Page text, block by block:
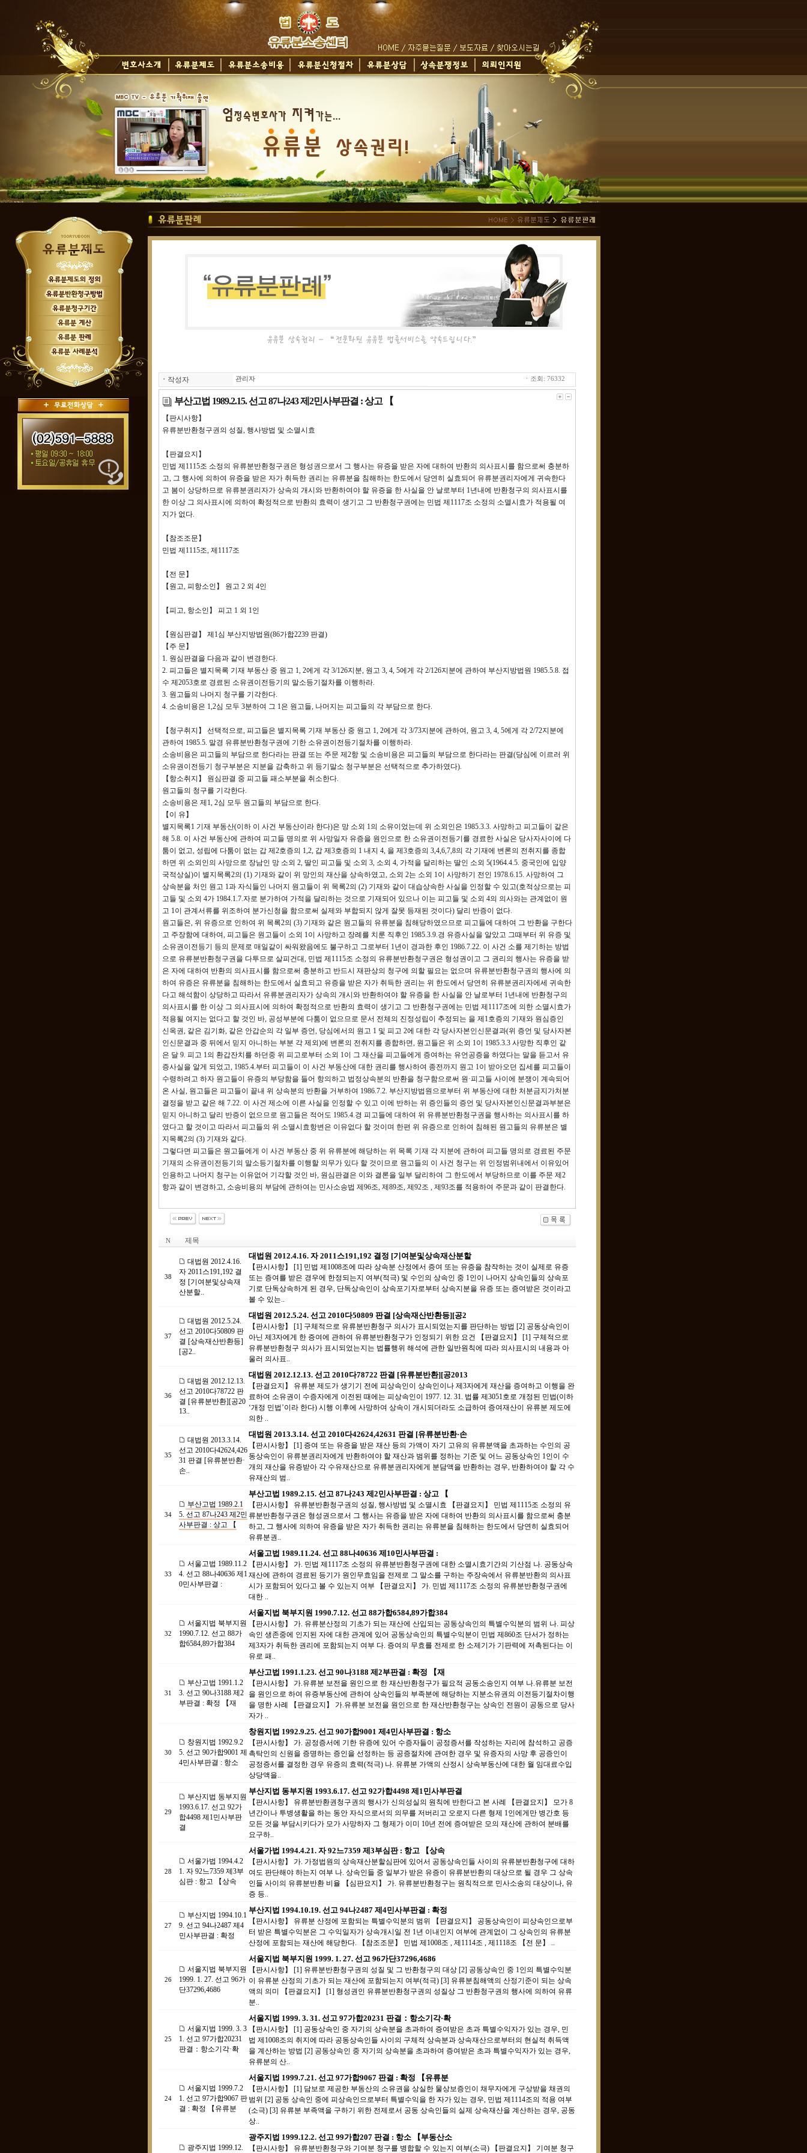
ㆍ 작성자 관리자 ㆍ조회: 76332
부산고법 1989.2.15. 선고 87나243 제2민사부판결 : 상고 【
【판시사항】
유류분반환청구권의 성질, 행사방법 및 소멸시효
【판결요지】
민법 제1115조 소정의 유류분반환청구권은 형성권으로서 그 행사는 유증을 받은 자에 대하여 반환의 의사표시를 함으로써 충분하
고, 그 행사에 의하여 유증을 받은 자가 취득한 권리는 유류분을 침해하는 한도에서 당연히 실효되어 유류분권리자에게 귀속한다
고 봄이 상당하므로 유류분권리자가 상속의 개시와 반환하여야 할 유증을 한 사실을 안 날로부터 1년내에 반환청구의 의사표시를
한 이상 그 의사표시에 의하여 확정적으로 반환의 효력이 생기고 그 반환청구권에는 민법 제1117조 소정의 소멸시효가 적용될 여
지가 없다.
【참조조문】
민법 제1115조, 제1117조
【전 문】
【원고, 피항소인】 원고 2 외 4인
【피고, 항소인】 피고 1 외 1인
【원심판결】 제1심 부산지방법원(86가합2239 판결)
【주 문】
1. 원심판결을 다음과 같이 변경한다.
2. 피고들은 별지목록 기재 부동산 중 원고 1, 2에게 각 3/126지분, 원고 3, 4, 5에게 각 2/126지분에 관하여 부산지방법원 1985.5.8. 접
수 제2053호로 경료된 소유권이전등기의 말소등기절차를 이행하라.
3. 원고들의 나머지 청구를 기각한다.
4. 소송비용은 1,2심 모두 3분하여 그 1은 원고들, 나머지는 피고들의 각 부담으로 한다.
【청구취지】 선택적으로, 피고들은 별지목록 기재 부동산 중 원고 1, 2에게 각 3/73지분에 관하여, 원고 3, 4, 5에게 각 2/72지분에
관하여 1985.5. 말경 유류분반환청구권에 기한 소유권이전등기절차를 이행하라.
소송비용은 피고들의 부담으로 한다라는 판결 또는 주문 제2항 및 소송비용은 피고들의 부담으로 한다라는 판결(당심에 이르러 위
소유권이전등기 청구부분은 지분을 감축하고 위 등기말소 청구부분은 선택적으로 추가하였다).
【항소취지】 원심판결 중 피고들 패소부분을 취소한다.
원고들의 청구를 기각한다.
소송비용은 제1, 2심 모두 원고들의 부담으로 한다.
【이 유】
별지목록1 기재 부동산(이하 이 사건 부동산이라 한다)은 망 소외 1의 소유이었는데 위 소외인은 1985.3.3. 사망하고 피고들이 같은
해 5.8. 이 사건 부동산에 관하여 피고들 명의로 위 사망일자 유증을 원인으로 한 소유권이전등기를 경료한 사실은 당사자사이에 다
툼이 없고, 성립에 다툼이 없는 갑 제2호증의 1,2, 갑 제3호증의 1 내지 4, 을 제3호증의 3,4,6,7,8의 각 기재에 변론의 전취지를 종합
하면 위 소외인의 사망으로 장남인 망 소외 2, 딸인 피고들 및 소외 3, 소외 4, 가적을 달리하는 딸인 소외 5(1964.4.5. 중국인에 입양
국적상실)이 별지목록2의 (1) 기재와 같이 위 망인의 재산을 상속하였고, 소외 2는 소외 1이 사망하기 전인 1978.6.15. 사망하여 그
상속분을 처인 원고 1과 자식들인 나머지 원고들이 위 목록2의 (2) 기재와 같이 대습상속한 사실을 인정할 수 있고(호적상으로는 피
고들 및 소외 4가 1984.1.7.자로 분가하여 가적을 달리하는 것으로 기재되어 있으나 이는 피고들 및 소외 4의 의사와는 관계없이 원
고 1이 관계서류를 위조하여 분가신청을 함으로써 실제와 부합되지 않게 잘못 등재된 것이다) 달리 반증이 없다.
원고들은, 위 유증으로 인하여 위 목록2의 (3) 기재와 같은 원고들의 유류분을 침해당하였으므로 피고들에 대하여 그 반환을 구한다
고 주장함에 대하여, 피고들은 원고들이 소외 1이 사망하고 장례를 치룬 직후인 1985.3.9.경 유증사실을 알았고 그때부터 위 유증 및
소유권이전등기 등의 문제로 매일같이 싸워왔음에도 불구하고 그로부터 1년이 경과한 후인 1986.7.22. 이 사건 소를 제기하는 방법
으로 유류분반환청구권을 다투므로 살피건대, 민법 제1115조 소정의 유류분반환청구권은 형성권이고 그 권리의 행사는 유증을 받
은 자에 대하여 반환의 의사표시를 함으로써 충분하고 반드시 재판상의 청구에 의할 필요는 없으며 유류분반환청구권의 행사에 의
하여 유증은 유류분을 침해하는 한도에서 실효되고 유증을 받은 자가 취득한 권리는 위 한도에서 당연히 유류분권리자에세 귀속한
다고 해석함이 상당하고 따라서 유류분권리자가 상속의 개시와 반환하여야 할 유증을 한 사실을 안 날로부터 1년내에 반환청구의
의사표시를 한 이상 그 의사표시에 의하여 확정적으로 반환의 효력이 생기고 그 반환청구권에는 민법 제1117조에 의한 소멸시효가
적용될 여지는 없다고 할 것인 바, 공성부분에 다툼이 없으므로 문서 전체의 진정성립이 추정되는 을 제1호증의 기재와 원심증인
신옥권, 같은 김기화, 같은 안갑순의 각 일부 증언, 당심에서의 원고 1 및 피고 2에 대한 각 당사자본인신문결과(위 증언 및 당사자본
인신문결과 중 뒤에서 믿지 아니하는 부분 각 제외)에 변론의 전취지를 종합하면, 원고들은 위 소외 1이 1985.3.3 사망한 직후인 같
은 달 9. 피고 1의 환갑잔치를 하던중 위 피고로부터 소외 1이 그 재산을 피고들에게 증여하는 유언공증을 하였다는 말을 듣고서 유
증사실을 알게 되었고, 1985.4.부터 피고들이 이 사건 부동산에 대한 권리를 행사하여 종전까지 원고 1이 받아오던 집세를 피고들이
수령하려고 하자 원고들이 유증의 부당함을 들어 항의하고 법정상속분의 반환을 청구함으로써 원·피고들 사이에 분쟁이 계속되어
온 사실, 원고들은 피고들이 끝내 위 상속분의 반환을 거부하여 1986.7.2. 부산지방법원으로부터 위 부동산에 대한 처분금지가처분
결정을 받고 같은 해 7.22. 이 사건 제소에 이른 사실을 인정할 수 있고 이에 반하는 위 증인들의 증언 및 당사자본인신문결과부분은
믿지 아니하고 달리 반증이 없으므로 원고들은 적어도 1985.4.경 피고들에 대하여 위 유류분반환청구권을 행사하는 의사표시를 하
였다고 할 것이고 따라서 피고들의 위 소멸시효항변은 이유없다 할 것이며 한편 위 유증으로 인하여 침해된 원고들의 유류분은 별
지목록2의 (3) 기재와 같다.
그렇다면 피고들은 원고들에게 이 사건 부동산 중 위 유류분에 해당하는 위 목록 기재 각 지분에 관하여 피고들 명의로 경료된 주문
기재의 소유권이전등기의 말소등기절차를 이행할 의무가 있다 할 것이므로 원고들의 이 사건 청구는 위 인정범위내에서 이유있어
인용하고 나머지 청구는 이유없어 기각할 것인 바, 원심판결은 이와 결론을 일부 달리하여 그 한도에서 부당하므로 이를 주문 제2
항과 같이 변경하고, 소송비용의 부담에 관하여는 민사소송법 제96조, 제89조, 제92조 , 제93조를 적용하여 주문과 같이 판결한다.
N 제목
38
대법원 2012.4.16.
자 2011스191,192 결
정 [기여분및상속재
산분할..
대법원 2012.4.16. 자 2011스191,192 결정 [기여분및상속재산분할
【판시사항】 [1] 민법 제1008조에 따라 상속분 산정에서 증여 또는 유증을 참작하는 것이 실제로 유증
또는 증여를 받은 경우에 한정되는지 여부(적극) 및 수인의 상속인 중 1인이 나머지 상속인들의 상속포
기로 단독상속하게 된 경우, 단독상속인이 상속포기자로부터 상속지분을 유증 또는 증여받은 것이라고
볼 수 있는..
37
대법원 2012.5.24.
선고 2010다50809 판
결 [상속재산반환등]
[공2..
대법원 2012.5.24. 선고 2010다50809 판결 [상속재산반환등][공2
【판시사항】 [1] 구체적으로 유류분반환청구 의사가 표시되었는지를 판단하는 방법 [2] 공동상속인이
아닌 제3자에게 한 증여에 관하여 유류분반환청구가 인정되기 위한 요건 【판결요지】 [1] 구체적으로
유류분반환청구 의사가 표시되었는지는 법률행위 해석에 관한 일반원칙에 따라 의사표시의 내용과 아
울러 의사표..
36
대법원 2012.12.13.
선고 2010다78722 판
결 [유류분반환][공20
13..
대법원 2012.12.13. 선고 2010다78722 판결 [유류분반환][공2013
【판결요지】 유류분 제도가 생기기 전에 피상속인이 상속인이나 제3자에게 재산을 증여하고 이행을 완
료하여 소유권이 수증자에게 이전된 때에는 피상속인이 1977. 12. 31. 법률 제3051호로 개정된 민법(이하
‘개정 민법’이라 한다) 시행 이후에 사망하여 상속이 개시되더라도 소급하여 증여재산이 유류분 제도에
의한 ..
35
대법원 2013.3.14.
선고 2010다42624,426
31 판결 [유류분반환·
손..
대법원 2013.3.14. 선고 2010다42624,42631 판결 [유류분반환·손
【판시사항】 [1] 증여 또는 유증을 받은 재산 등의 가액이 자기 고유의 유류분액을 초과하는 수인의 공
동상속인이 유류분권리자에게 반환하여야 할 재산과 범위를 정하는 기준 및 어느 공동상속인 1인이 수
개의 재산을 유증받아 각 수유재산으로 유류분권리자에게 분담액을 반환하는 경우, 반환하여야 할 각 수
유재산의 범..
34
부산고법 1989.2.1
5. 선고 87나243 제2민
사부판결 : 상고 【
부산고법 1989.2.15. 선고 87나243 제2민사부판결 : 상고 【
【판시사항】 유류분반환청구권의 성질, 행사방법 및 소멸시효 【판결요지】 민법 제1115조 소정의 유
류분반환청구권은 형성권으로서 그 행사는 유증을 받은 자에 대하여 반환의 의사표시를 함으로써 충분
하고, 그 행사에 의하여 유증을 받은 자가 취득한 권리는 유류분을 침해하는 한도에서 당연히 실효되어
유류분권..
33
서울고법 1989.11.2
4. 선고 88나40636 제1
0민사부판결 :
서울고법 1989.11.24. 선고 88나40636 제10민사부판결 :
【판시사항】 가. 민법 제1117조 소정의 유류분반환청구권에 대한 소멸시효기간의 기산점 나. 공동상속
재산에 관하여 경료된 등기가 원인무효임을 전제로 그 말소를 구하는 주장속에서 유류분반환의 의사표
시가 포함되어 있다고 볼 수 있는지 여부 【판결요지】 가. 민법 제1117조 소정의 유류분반환청구권에
대한 ..
32
서울지법 북부지원
1990.7.12. 선고 88가
합6584,89가합384
서울지법 북부지원 1990.7.12. 선고 88가합6584,89가합384
【판시사항】 가. 유류분산정의 기초가 되는 재산에 산입되는 공동상속인의 특별수익분의 범위 나. 피상
속인 생존중에 인지된 자에 대한 관계에 있어 공동상속인의 특별수익분이 민법 제860조 단서가 정하는
제3자가 취득한 권리에 포함되는지 여부 다. 증여의 무효를 전제로 한 소제기가 기판력에 저촉된다는 이
유로 패..
31
부산고법 1991.1.2
3. 선고 90나3188 제2
부판결 : 확정 【재
부산고법 1991.1.23. 선고 90나3188 제2부판결 : 확정 【재
【판시사항】 가.유류분 보전을 원인으로 한 재산반환청구가 필요적 공동소송인지 여부 나.유류분 보전
을 원인으로 하여 유증부동산에 관하여 상속인들의 부족분에 해당하는 지분소유권의 이전등기절차이행
을 명한 사례 【판결요지】 가.유류분 보전을 원인으로 한 재산반환청구는 상속인 전원이 공동으로 당사
자가 ..
30
창원지법 1992.9.2
5. 선고 90가합9001 제
4민사부판결 : 항소
창원지법 1992.9.25. 선고 90가합9001 제4민사부판결 : 항소
【판시사항】 가. 공정증서에 기한 유증에 있어 수증자들이 공정증서를 작성하는 자리에 참석하고 공증
촉탁인의 신원을 증명하는 증인을 선정하는 등 공증절차에 관여한 경우 및 유증자의 사망 후 공증인이
공정증서를 결정한 경우 유증의 효력(적극) 나. 유류분 가액의 산정시 상속부동산에 대한 월 임대료수입
상당액을..
29
부산지법 동부지원
1993.6.17. 선고 92가
합4498 제1민사부판
결
부산지법 동부지원 1993.6.17. 선고 92가합4498 제1민사부판결
【판시사항】 유류분반환권청구권의 행사가 신의성실의 원칙에 반한다고 본 사례 【판결요지】 모가 8
년간이나 투병생활을 하는 동안 자식으로서의 의무를 저버리고 오로지 다른 형제 1인에게만 병간호 등
모든 것을 부담시키다가 모가 사망하자 그 형제가 이미 10년 전에 증여받은 모의 재산에 관하여 분배를
요구하..
28
서울가법 1994.4.2
1. 자 92느7359 제3부
심판 : 항고 【상속
서울가법 1994.4.21. 자 92느7359 제3부심판 : 항고 【상속
【판시사항】 가. 가정법원의 상속재산분할심판에 있어서 공동상속인들 사이의 유류분반환청구에 대하
여도 판단해야 하는지 여부 나. 상속인들 중 일부가 받은 유증이 유류분반환의 대상으로 될 경우 그 상속
인들 사이의 유류분반환 비율 【심판요지】 가. 유류분반환청구는 원칙적으로 민사소송의 대상이나, 유
증 등..
27
부산지법 1994.10.1
9. 선고 94나2487 제4
민사부판결 : 확정
부산지법 1994.10.19. 선고 94나2487 제4민사부판결 : 확정
【판시사항】 유류분 산정에 포함되는 특별수익분의 범위 【판결요지】 공동상속인이 피상속인으로부
터 받은 특별수익분은 그 수익일자가 상속개시일 전 1년 이내인지 여부에 관계없이 그 상속인의 유류분
산정에 포함되는 재산에 해당한다. 【참조조문】 민법 제1008조 , 제1114조 , 제1118조 【전 문】 ..
26
서울지법 북부지원
1999. 1. 27. 선고 96가
단37296,4686
서울지법 북부지원 1999. 1. 27. 선고 96가단37296,4686
【판시사항】 [1] 유류분반환청구권의 성질 및 그 반환청구의 대상 [2] 공동상속인 중 1인의 특별수익분
이 유류분 산정의 기초가 되는 재산에 포함되는지 여부(적극) [3] 유류분침해액의 산정기준이 되는 상속
액의 의미 【판결요지】 [1] 형성권인 유류분반환청구권의 성질상 그 반환청구권의 행사에 의하여 유류
분..
25
서울지법 1999. 3. 3
1. 선고 97가합20231
판결：항소기각·확
서울지법 1999. 3. 31. 선고 97가합20231 판결：항소기각·확
【판시사항】 [1] 공동상속인 중 자기의 상속분을 초과하여 증여받은 초과 특별수익자가 있는 경우, 민
법 제1008조의 취지에 따라 공동상속인들 사이의 구체적 상속분과 상속재산으로부터의 현실적 취득액
을 계산하는 방법 [2] 공동상속인 중 자기의 상속분을 초과하여 증여받은 초과 특별수익자가 있는 경우,
유류분의 산..
24
서울지법 1999.7.2
1. 선고 97가합9067 판
결 : 확정 【유류분
서울지법 1999.7.21. 선고 97가합9067 판결 : 확정 【유류분
【판시사항】 [1] 담보로 제공한 부동산의 소유권을 상실한 물상보증인이 채무자에게 구상받을 채권의
범위 [2] 공동 상속인 중에 피상속인으로부터 특별수익을 한 자가 있는 경우, 민법 제1114조의 적용 여부
(소극) [3] 유류분 부족액을 구하기 위한 전제로서 공동 상속인들의 실제 상속재산을 계산하는 경우, 공동
상..
광주지법 1999.12.
광주지법 1999.12.2. 선고 99가합207 판결 : 항소 【부동산소
【판시사항】 유류분반환청구와 기여분 청구를 병합할 수 있는지 여부(소극) 【판결요지】 기여분 청구